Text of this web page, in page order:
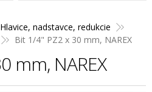
Hlavice, nadstavce, redukcie
Bit 1/4" PZ2 x 30 mm, NAREX
mm, NAREX